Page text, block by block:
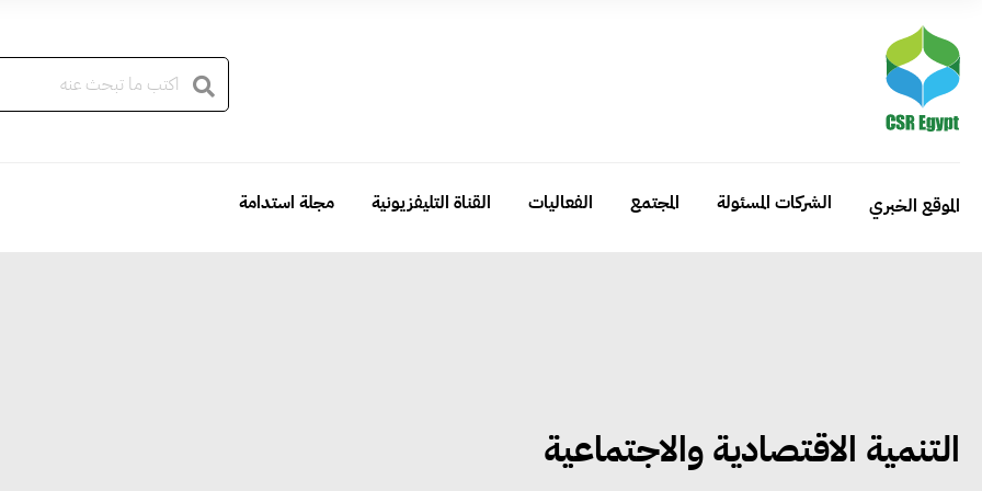
الموقع الخبري الشركات المسئولة المجتمع الفعاليات القناة التليفزيونية مجلة استدامة
التنمية الاقتصادية والاجتماعية